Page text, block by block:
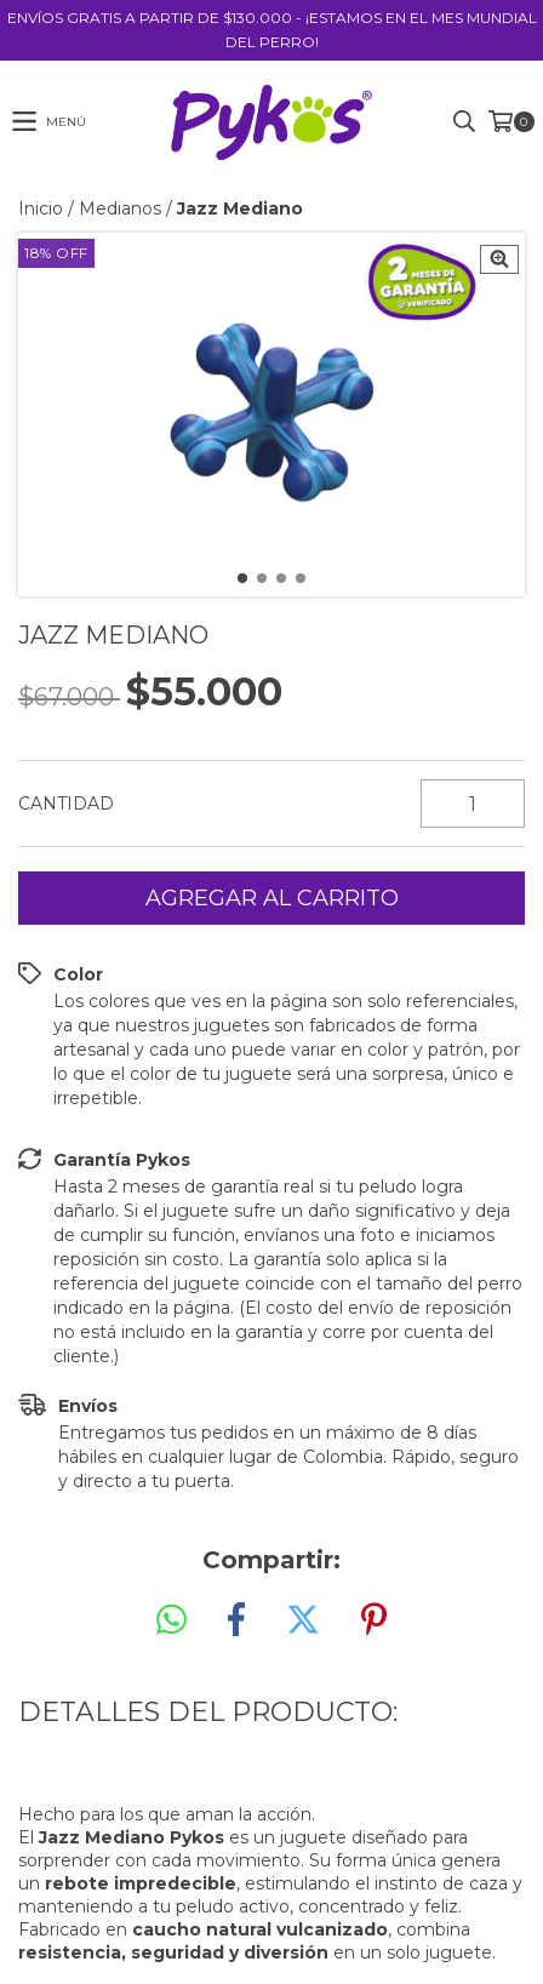
ENVÍOS GRATIS A PARTIR DE $130.000 - ¡ESTAMOS EN EL MES MUNDIAL
DEL PERRO!
MENÚ 0
Inicio / Medianos / Jazz Mediano
18% OFF
JAZZ MEDIANO
$67.000 $55.000
CANTIDAD
Color
Los colores que ves en la página son solo referenciales,
ya que nuestros juguetes son fabricados de forma
artesanal y cada uno puede variar en color y patrón, por
lo que el color de tu juguete será una sorpresa, único e
irrepetible.
Garantía Pykos
Hasta 2 meses de garantía real si tu peludo logra
dañarlo. Si el juguete sufre un daño significativo y deja
de cumplir su función, envíanos una foto e iniciamos
reposición sin costo. La garantía solo aplica si la
referencia del juguete coincide con el tamaño del perro
indicado en la página. (El costo del envío de reposición
no está incluido en la garantía y corre por cuenta del
cliente.)
Envíos
Entregamos tus pedidos en un máximo de 8 días
hábiles en cualquier lugar de Colombia. Rápido, seguro
y directo a tu puerta.
Compartir:
DETALLES DEL PRODUCTO:
Hecho para los que aman la acción.
ElJazz Mediano Pykos es un juguete diseñado para
sorprender con cada movimiento. Su forma única genera
un rebote impredecible, estimulando el instinto de caza y
manteniendo a tu peludo activo, concentrado y feliz.
Fabricado en caucho natural vulcanizado, combina
resistencia, seguridad y diversión en un solo juguete.